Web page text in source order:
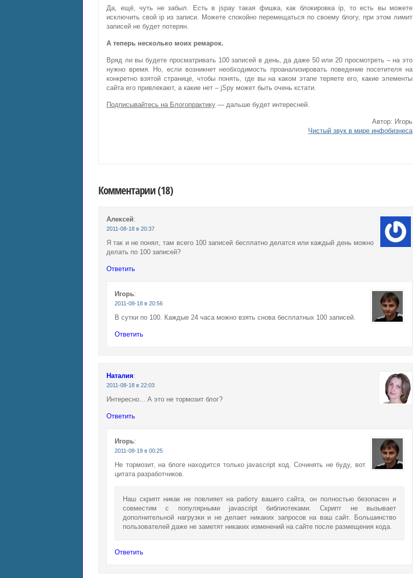
Да, ещё, чуть не забыл. Есть в jspay такая фишка, как блокировка ip, то есть вы можете
исключить свой ip из записи. Можете спокойно перемещаться по своему блогу, при этом лимит
записей не будет потерян.
А теперь несколько моих ремарок.
Вряд ли вы будете просматривать 100 записей в день, да даже 50 или 20 просмотреть – на это
нужно время. Но, если возникнет необходимость проанализировать поведение посетителя на
конкретно взятой странице, чтобы понять, где вы на каком этапе теряете его, какие элементы
сайта его привлекают, а какие нет – jSpy может быть очень кстати.
Подписывайтесь на Блогопрактику — дальше будет интересней.
Автор: Игорь
Чистый звук в мире инфобизнеса
Комментарии (18)
Алексей:
2011-08-18 в 20:37
Я так и не понял, там всего 100 записей бесплатно делатся или каждый день можно
делать по 100 записей?
Ответить
Игорь:
2011-08-18 в 20:56
В сутки по 100. Каждые 24 часа можно взять снова бесплатных 100 записей.
Ответить
Наталия:
2011-08-18 в 22:03
Интересно... А это не тормозит блог?
Ответить
Игорь:
2011-08-19 в 00:25
Не тормозит, на блоге находится только javascript код. Сочинять не буду, вот
цитата разработчиков.
Наш скрипт никак не повлияет на работу вашего сайта, он полностью безопасен и
совместим с популярными javascript библиотеками. Скрипт не вызывает
дополнительной нагрузки и не делает никаких запросов на ваш сайт. Большинство
пользователей даже не заметят никаких изменений на сайте после размещения кода.
Ответить